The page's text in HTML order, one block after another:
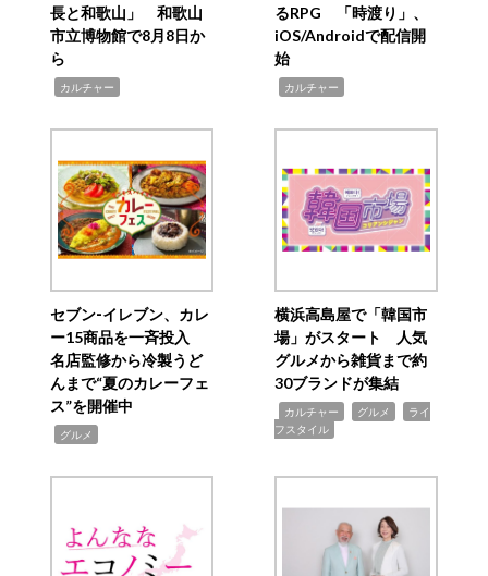
長と和歌山」 和歌山
市立博物館で8月8日か
ら
カルチャー
るRPG 「時渡り」、
iOS/Androidで配信開
始
カルチャー
セブン‐イレブン、カレ
ー15商品を一斉投入
名店監修から冷製うど
んまで“夏のカレーフェ
ス”を開催中
グルメ
横浜高島屋で「韓国市
場」がスタート 人気
グルメから雑貨まで約
30ブランドが集結
カルチャー グルメ
ライ
フスタイル